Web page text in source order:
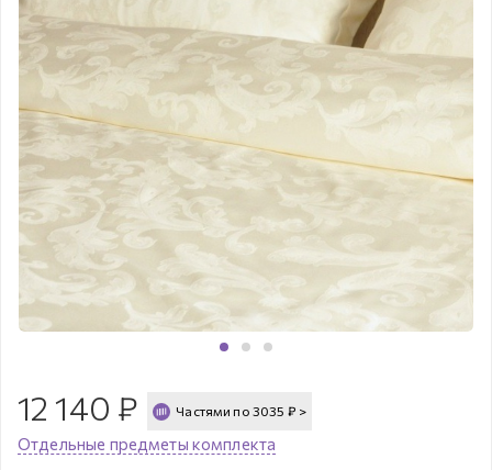
12 140 ₽ Частями по 3035 ₽ >
Отдельные предметы комплекта